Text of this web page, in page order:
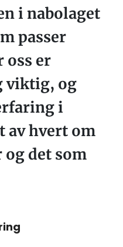
i nabolaget
passer
oss er
viktig, og
i
av hvert om
det som